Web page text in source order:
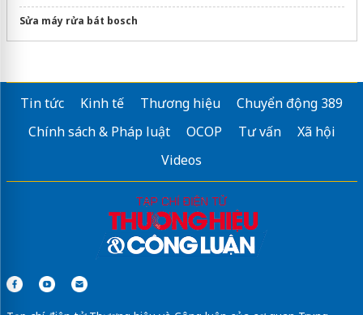
Sửa máy rửa bát bosch
Tin tức Kinh tế Thương hiệu
Chuyển động 389
Chính sách & Pháp luật
OCOP Tư vấn
Xã hội
Videos